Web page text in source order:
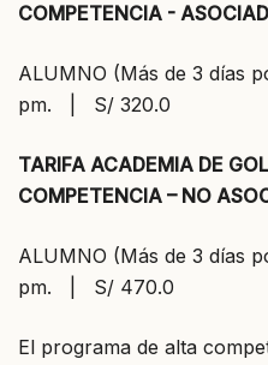
COMPETENCIA -
ALUMNO (Más de 3 días
pm. | S/ 320.0
TARIFA ACADEMIA DE
COMPETENCIA – NO
ALUMNO (Más de 3 días
pm. | S/ 470.0
El programa de alta